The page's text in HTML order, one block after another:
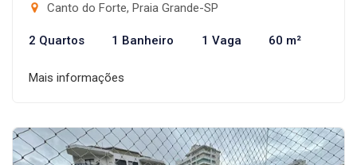
Canto do Forte, Praia Grande-SP
2 Quartos 1 Banheiro 1 Vaga 60 m²
Mais informações